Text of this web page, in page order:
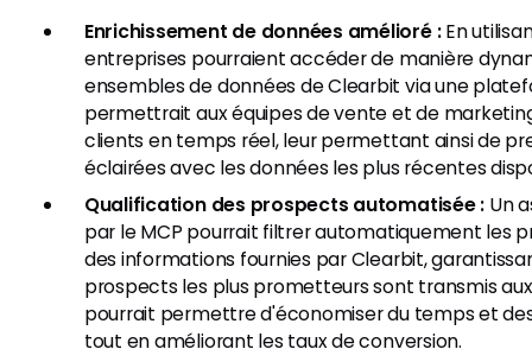
Enrichissement de données amélioré :En
entreprises pourraient accéder de manière
ensembles de données de Clearbit via une
permettrait aux équipes de vente et de
clients en temps réel, leur permettant ainsi de
éclairées avec les données les plus récentes
Qualification des prospects automatisée : Un
par le MCP pourrait filtrer automatiquement les
des informations fournies par Clearbit,
prospects les plus prometteurs sont transmis
pourrait permettre d'économiser du temps et
tout en améliorant les taux de conversion.